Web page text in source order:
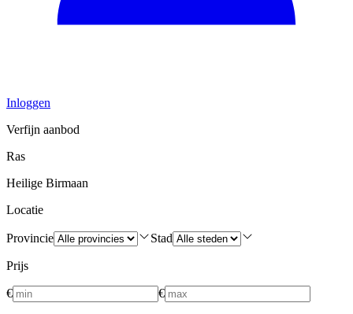
Inloggen
Verfijn aanbod
Ras
Heilige Birmaan
Locatie
Provincie Stad
Prijs
€ €